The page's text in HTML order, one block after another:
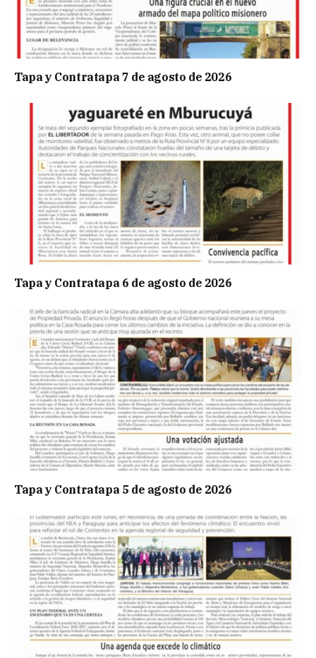
Tapa y Contratapa 7 de agosto de 2026
Tapa y Contratapa 6 de agosto de 2026
Tapa y Contratapa 5 de agosto de 2026